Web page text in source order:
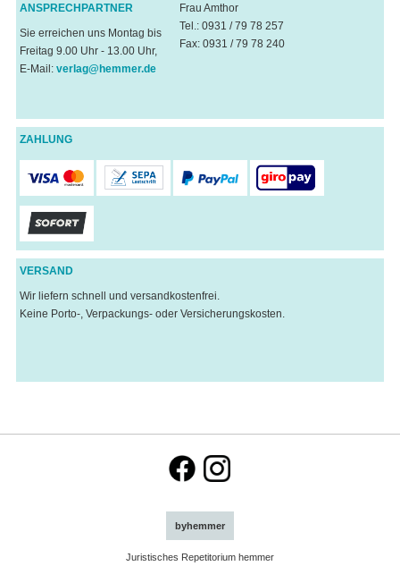
ANSPRECHPARTNER
Sie erreichen uns Montag bis
Freitag 9.00 Uhr - 13.00 Uhr,
E-Mail: verlag@hemmer.de
Frau Amthor
Tel.: 0931 / 79 78 257
Fax: 0931 / 79 78 240
ZAHLUNG
VERSAND
Wir liefern schnell und versandkostenfrei.
Keine Porto-, Verpackungs- oder Versicherungskosten.
byhemmer
Juristisches Repetitorium hemmer